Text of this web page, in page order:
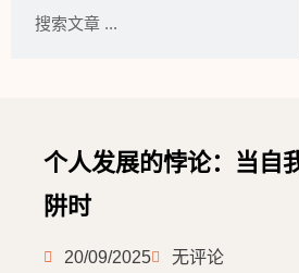
个人发展的悖论：当自
阱时
20/09/2025 无评论